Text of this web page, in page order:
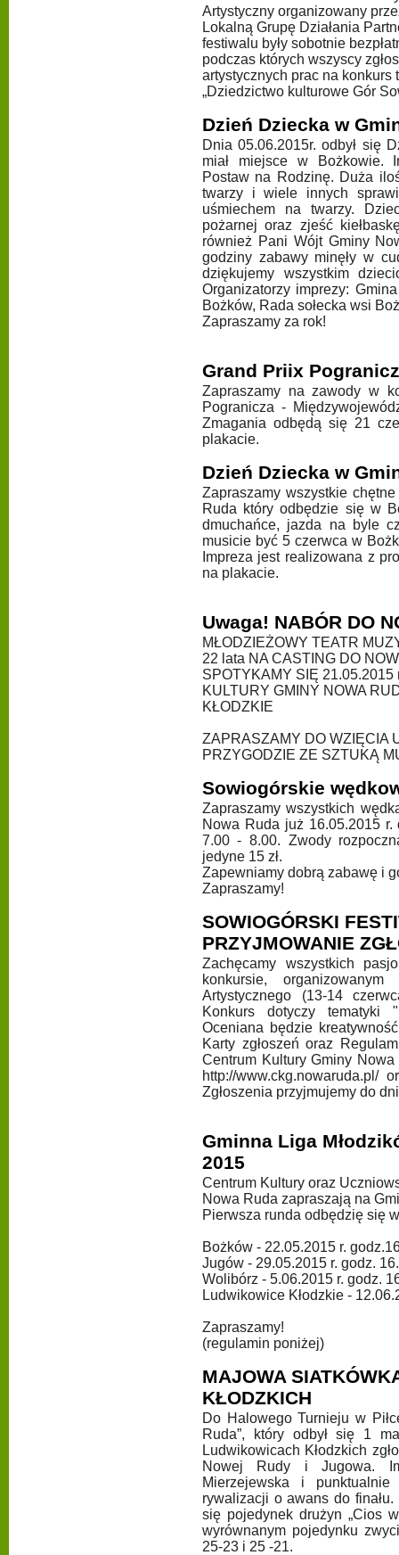
Artystyczny organizowany
Lokalną Grupę Działania
festiwalu były sobotnie
podczas których wszyscy
artystycznych prac na konkurs
„Dziedzictwo kulturowe Gór
Dzień Dziecka w
Dnia 05.06.2015r. odbył się
miał miejsce w Bożkowie.
Postaw na Rodzinę. Duża
twarzy i wiele innych
uśmiechem na twarzy.
pożarnej oraz zjeść
również Pani Wójt Gminy
godziny zabawy minęły w
dziękujemy wszystkim
Organizatorzy imprezy:
Bożków, Rada sołecka wsi
Zapraszamy za rok!
Grand Priix
Zapraszamy na zawody w
Pogranicza -
Zmagania odbędą się 21
plakacie.
Dzień Dziecka w
Zapraszamy wszystkie
Ruda który odbędzie się w
dmuchańce, jazda na byle
musicie być 5 czerwca w
Impreza jest realizowana z
na plakacie.
Uwaga! NABÓR DO
MŁODZIEŻOWY TEATR
22 lata NA CASTING DO
SPOTYKAMY SIĘ
KULTURY GMINY NOWA
KŁODZKIE
ZAPRASZAMY DO WZIĘCIA
PRZYGODZIE ZE SZTUKĄ
Sowiogórskie
Zapraszamy wszystkich
Nowa Ruda już 16.05.2015
7.00 - 8.00. Zwody
jedyne 15 zł.
Zapewniamy dobrą zabawę i
Zapraszamy!
SOWIOGÓRSKI
PRZYJMOWANIE
Zachęcamy wszystkich
konkursie,
Artystycznego (13-14
Konkurs dotyczy tematyki
Oceniana będzie
Karty zgłoszeń oraz
Centrum Kultury Gminy
http://www.ckg.nowaruda.pl/
Zgłoszenia przyjmujemy do
Gminna Liga
2015
Centrum Kultury oraz
Nowa Ruda zapraszają na
Pierwsza runda odbędzię się
Bożków - 22.05.2015 r.
Jugów - 29.05.2015 r. godz.
Wolibórz - 5.06.2015 r. godz.
Ludwikowice Kłodzkie -
Zapraszamy!
(regulamin poniżej)
MAJOWA
KŁODZKICH
Do Halowego Turnieju w
Ruda”, który odbył się 1
Ludwikowicach Kłodzkich
Nowej Rudy i Jugowa.
Mierzejewska i
rywalizacji o awans do
się pojedynek drużyn „Cios
wyrównanym pojedynku
25-23 i 25 -21.